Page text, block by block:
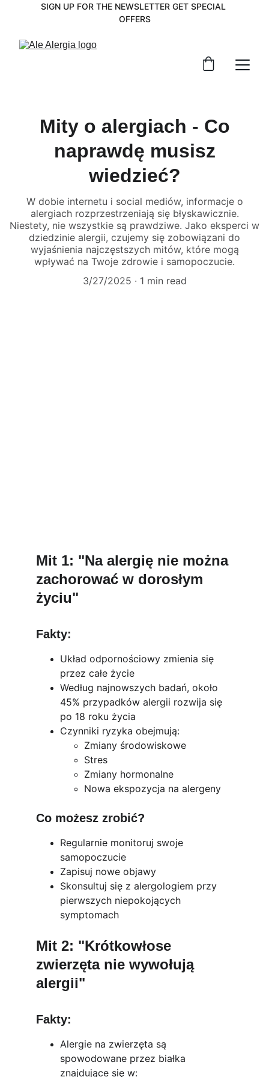
SIGN UP FOR THE NEWSLETTER GET SPECIAL
OFFERS
Mity o alergiach - Co
naprawdę musisz
wiedzieć?
W dobie internetu i social mediów, informacje o
alergiach rozprzestrzeniają się błyskawicznie.
Niestety, nie wszystkie są prawdziwe. Jako eksperci w
dziedzinie alergii, czujemy się zobowiązani do
wyjaśnienia najczęstszych mitów, które mogą
wpływać na Twoje zdrowie i samopoczucie.
3/27/2025
1 min read
Mit 1: "Na alergię nie można
zachorować w dorosłym
życiu"
Fakty:
Układ odpornościowy zmienia się
przez całe życie
Według najnowszych badań, około
45% przypadków alergii rozwija się
po 18 roku życia
Czynniki ryzyka obejmują:
Zmiany środowiskowe
Stres
Zmiany hormonalne
Nowa ekspozycja na alergeny
Co możesz zrobić?
Regularnie monitoruj swoje
samopoczucie
Zapisuj nowe objawy
Skonsultuj się z alergologiem przy
pierwszych niepokojących
symptomach
Mit 2: "Krótkowłose
zwierzęta nie wywołują
alergii"
Fakty:
Alergie na zwierzęta są
spowodowane przez białka
znajdujące się w: